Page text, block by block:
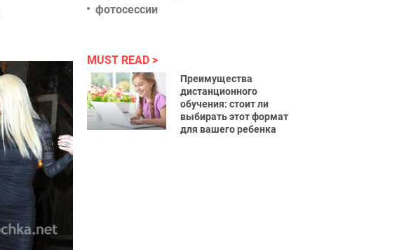
фотосессии
MUST READ
Преимущества
дистанционного
обучения: стоит ли
выбирать этот формат
для вашего ребенка